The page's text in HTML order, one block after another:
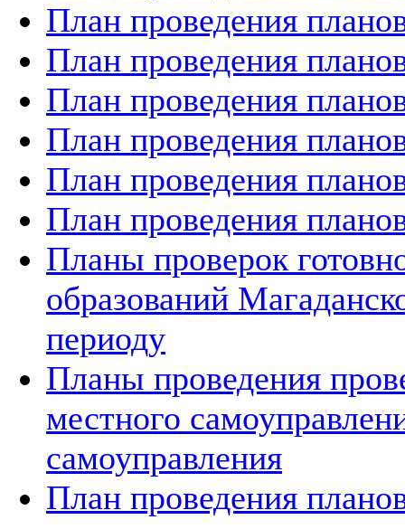
План проведения
План проведения
План проведения
План проведения
План проведения
План проведения
Планы проверок
образований
периоду
Планы проведения
местного
самоуправления
План проведения